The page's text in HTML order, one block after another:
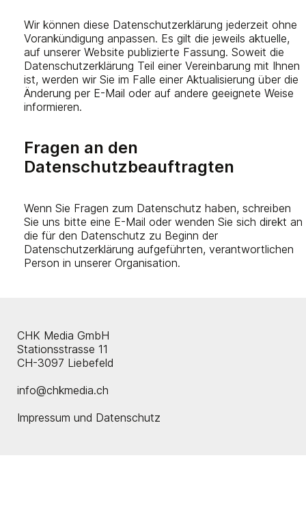
Wir können diese Datenschutzerklärung jederzeit ohne
Vorankündigung anpassen. Es gilt die jeweils aktuelle,
auf unserer Website publizierte Fassung. Soweit die
Datenschutzerklärung Teil einer Vereinbarung mit Ihnen
ist, werden wir Sie im Falle einer Aktualisierung über die
Änderung per E-Mail oder auf andere geeignete Weise
informieren.
Fragen an den
Datenschutzbeauftragten
Wenn Sie Fragen zum Datenschutz haben, schreiben
Sie uns bitte eine E-Mail oder wenden Sie sich direkt an
die für den Datenschutz zu Beginn der
Datenschutzerklärung aufgeführten, verantwortlichen
Person in unserer Organisation.
CHK Media GmbH
Stationsstrasse 11
CH-3097 Liebefeld
info@chkmedia.ch
Impressum und Datenschutz